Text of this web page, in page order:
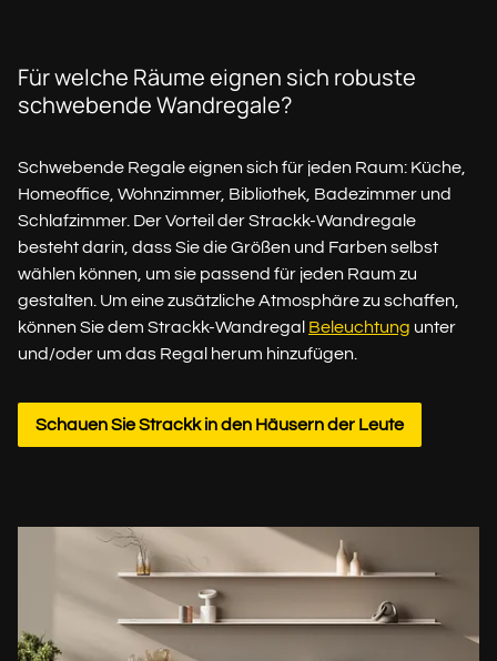
Für welche Räume eignen sich robuste
schwebende Wandregale?
Schwebende Regale eignen sich für jeden Raum: Küche,
Homeoffice, Wohnzimmer, Bibliothek, Badezimmer und
Schlafzimmer. Der Vorteil der Strackk-Wandregale
besteht darin, dass Sie die Größen und Farben selbst
wählen können, um sie passend für jeden Raum zu
gestalten. Um eine zusätzliche Atmosphäre zu schaffen,
können Sie dem Strackk-Wandregal Beleuchtung unter
und/oder um das Regal herum hinzufügen.
Schauen Sie Strackk in den Häusern der Leute